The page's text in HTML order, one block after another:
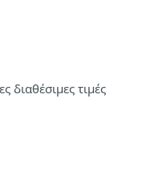
διαθέσιμες τιμές